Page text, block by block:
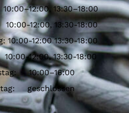
13:30–18:00
12:00, 13:30-18:00
10:00-12:00 13:30-18:00
12:00, 13:30-18:00
10:00–16:00
geschlossen